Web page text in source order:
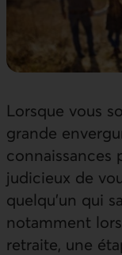
Lorsque vous
grande
connaissances
judicieux de
quelqu’un qui
notamment
retraite, une